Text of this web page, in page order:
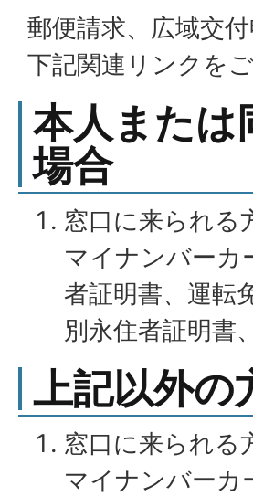
郵便請求、広域交
下記関連リンクを
本人または
場合
窓口に来られる
マイナンバーカ
者証明書、運転
別永住者証明書
上記以外の
窓口に来られる
マイナンバーカ